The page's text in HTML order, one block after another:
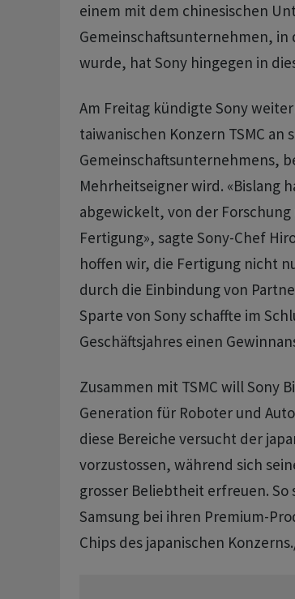
einem mit dem chinesischen
Gemeinschaftsunternehmen, in
wurde, hat Sony hingegen in
Am Freitag kündigte Sony
taiwanischen Konzern TSMC an
Gemeinschaftsunternehmens,
Mehrheitseigner wird. «Bislang
abgewickelt, von der
Fertigung», sagte Sony-Chef
hoffen wir, die Fertigung nicht
durch die Einbindung von
Sparte von Sony schaffte im
Geschäftsjahres einen
Zusammen mit TSMC will Sony
Generation für Roboter und
diese Bereiche versucht der
vorzustossen, während sich
grosser Beliebtheit erfreuen. So
Samsung bei ihren Premium-
Chips des japanischen